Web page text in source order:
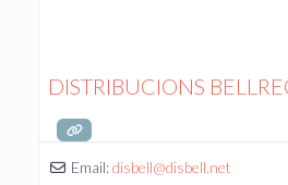
DISTRIBUCIONS
Email:disbell@disbell.net